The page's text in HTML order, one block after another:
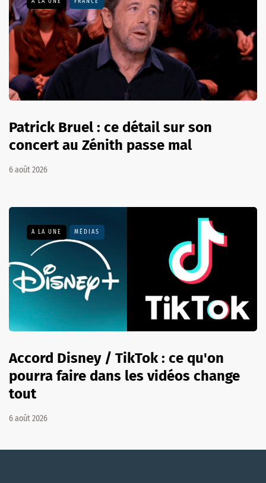
Patrick Bruel : ce détail sur son
concert au Zénith passe mal
6 août 2026
A LA UNE MÉDIAS
Accord Disney / TikTok : ce qu'on
pourra faire dans les vidéos change
tout
6 août 2026